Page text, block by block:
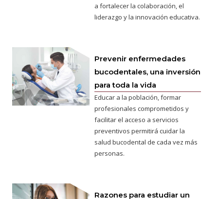
a fortalecer la colaboración, el
liderazgo y la innovación educativa.
Prevenir enfermedades
bucodentales, una inversión
para toda la vida
Educar a la población, formar
profesionales comprometidos y
facilitar el acceso a servicios
preventivos permitirá cuidar la
salud bucodental de cada vez más
personas.
Razones para estudiar un